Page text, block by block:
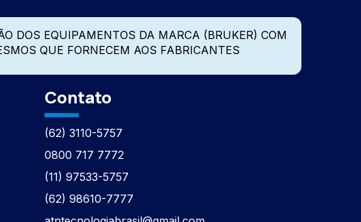
DOS EQUIPAMENTOS DA MARCA (BRUKER) COM
QUE FORNECEM AOS FABRICANTES
Contato
(62) 3110-5757
0800 717 7772
(11) 97533-5757
(62) 98610-7777